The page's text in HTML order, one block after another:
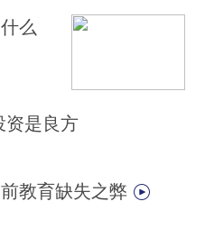
么
资是良方
教育缺失之弊